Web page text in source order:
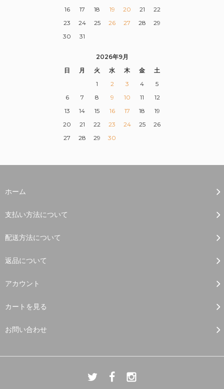
16
17 18 19 20 21
22
23
24 25 26 27 28
29
30
31
2026年9月
日
月 火 水 木 金
土
1
2 3 4
5
6
7 8 9 10 11
12
13
14 15 16 17 18
19
20
21 22 23 24 25
26
27
28 29 30
ホーム
支払い方法について
配送方法について
返品について
アカウント
カートを見る
お問い合わせ